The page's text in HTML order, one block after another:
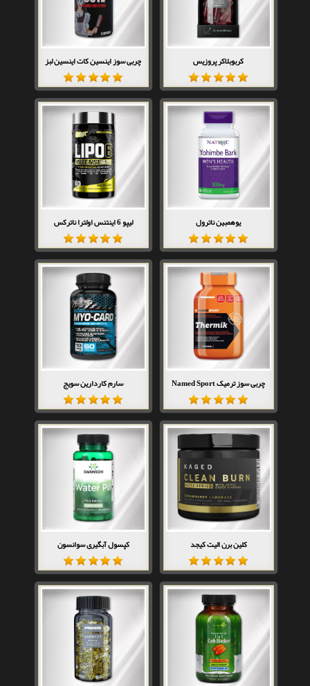
کربوبلاکر پروزیس چربی سوز اینسین کات اینسین لبز
یوهمبین ناترول لیپو 6 اینتنس اولترا ناترکس
چربی سوز ترمیک Named Sport سارم کاردارین سویج
کلین برن الیت کیجد کپسول آبگیری سوانسون